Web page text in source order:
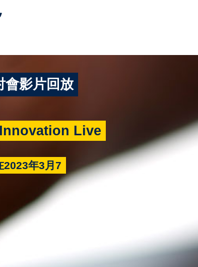
會影片回放
Live
2023年3月7